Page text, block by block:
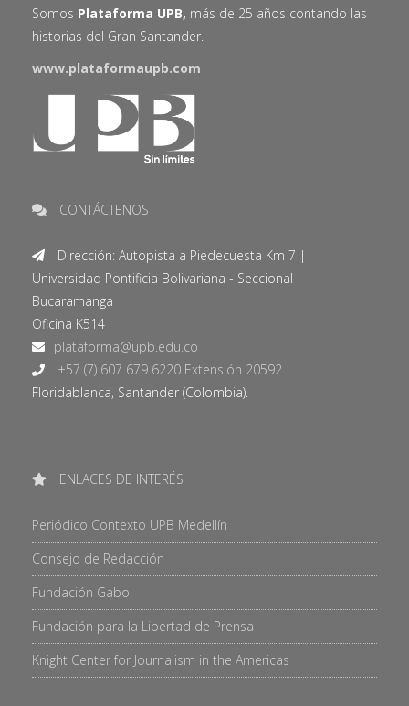
Somos Plataforma UPB, más de 25 años contando las
historias del Gran Santander.
www.plataformaupb.com
CONTÁCTENOS
Dirección: Autopista a Piedecuesta Km 7 |
Universidad Pontificia Bolivariana - Seccional
Bucaramanga
Oficina K514
+57 (7) 607 679 6220 Extensión 20592
Floridablanca, Santander (Colombia).
ENLACES DE INTERÉS
Periódico Contexto UPB Medellín
Consejo de Redacción
Fundación Gabo
Fundación para la Libertad de Prensa
Knight Center for Journalism in the Americas